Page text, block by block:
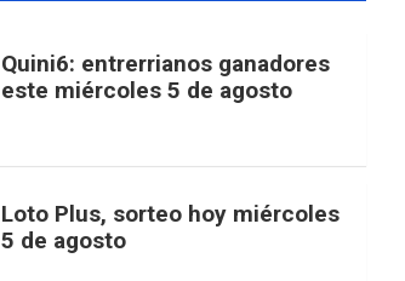
a
u
b
e
d
Quini6: entrerrianos ganadores
este miércoles 5 de agosto
Loto Plus, sorteo hoy miércoles
5 de agosto